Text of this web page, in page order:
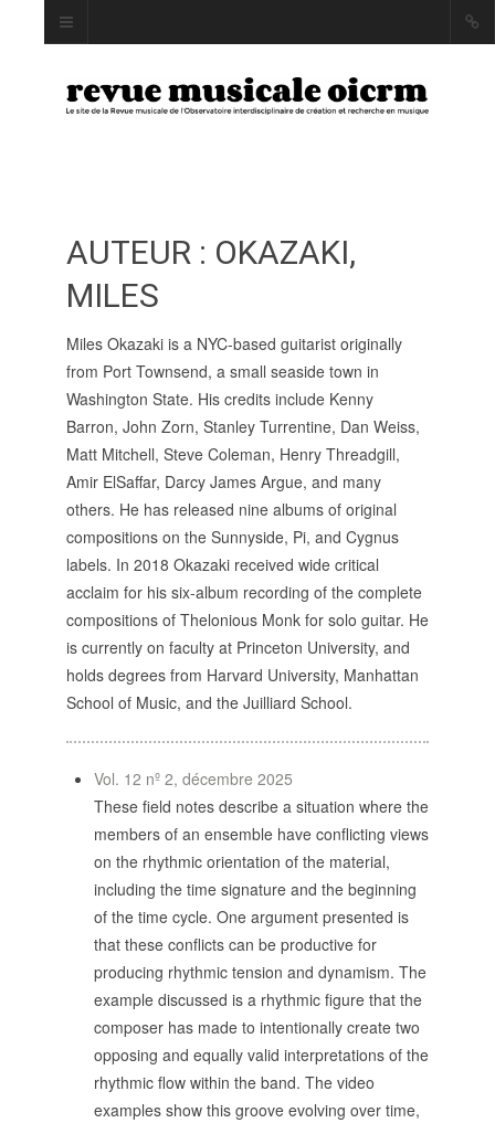
INDEX
AUTEUR·RICE·S
MOTS CLÉS
PRÉSENTATION ET
POLITIQUE ÉDITORIALE
LA RÉDACTION
COMITÉ DE LECTURE
PROTOCOLE DE
PROCHAINS NUMÉROS
INDEXATION
MENTIONS LÉGALES,
CRÉDITS & CGU
NOUS CONTACTER
SUIVRE LA RMO
facebook instagram
googlelinkedin youtube
AUTEUR : OKAZAKI,
MILES
Miles Okazaki is a NYC-based guitarist originally
from Port Townsend, a small seaside town in
Washington State. His credits include Kenny
Barron, John Zorn, Stanley Turrentine, Dan Weiss,
Matt Mitchell, Steve Coleman, Henry Threadgill,
Amir ElSaffar, Darcy James Argue, and many
others. He has released nine albums of original
compositions on the Sunnyside, Pi, and Cygnus
labels. In 2018 Okazaki received wide critical
acclaim for his six-album recording of the complete
compositions of Thelonious Monk for solo guitar. He
is currently on faculty at Princeton University, and
holds degrees from Harvard University, Manhattan
School of Music, and the Juilliard School.
Vol. 12 nº 2, décembre 2025
These field notes describe a situation where the
members of an ensemble have conflicting views
on the rhythmic orientation of the material,
including the time signature and the beginning
of the time cycle. One argument presented is
that these conflicts can be productive for
producing rhythmic tension and dynamism. The
example discussed is a rhythmic figure that the
composer has made to intentionally create two
opposing and equally valid interpretations of the
rhythmic flow within the band. The video
examples show this groove evolving over time,